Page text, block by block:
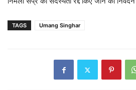
TAGS Umang Singhar